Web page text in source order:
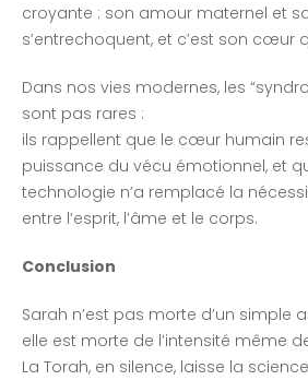
croyante : son amour maternel et
s’entrechoquent, et c’est son cœur
Dans nos vies modernes, les
sont pas rares :
ils rappellent que le cœur humain
puissance du vécu émotionnel, et
technologie n’a remplacé la
entre l’esprit, l’âme et le corps.
Conclusion
Sarah n’est pas morte d’un simple
elle est morte de l’intensité même
La Torah, en silence, laisse la